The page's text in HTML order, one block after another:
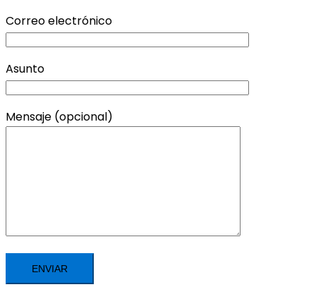
Correo electrónico
Asunto
Mensaje (opcional)